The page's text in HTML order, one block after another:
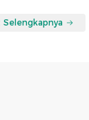
Selengkapnya